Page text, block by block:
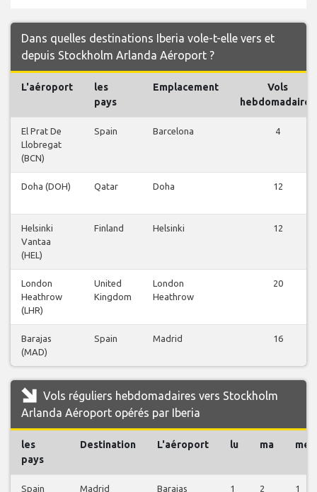
Dans quelles destinations Iberia vole-t-elle vers et
depuis Stockholm Arlanda Aéroport ?
L'aéroport
les
pays
Emplacement
Vols
hebdomadaires
El Prat De
Llobregat
(BCN)
Spain Barcelona 4
Doha (DOH) Qatar Doha 12
Helsinki
Vantaa
(HEL)
Finland Helsinki 12
London
Heathrow
(LHR)
United
Kingdom
London
Heathrow
20
Barajas
(MAD)
Spain Madrid 16
Vols réguliers hebdomadaires vers Stockholm
Arlanda Aéroport opérés par Iberia
les
pays
Destination L'aéroport lu ma me
Spain Madrid
Barajas
1 2 1